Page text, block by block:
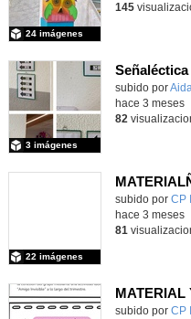
24 imágenes
145
Contenido
subido por
3 imágenes
hace 3 meses
82
Contenido
subido por CP
22 imágenes
hace 3 meses
81
MATERIAL
Contenido
subido por CP